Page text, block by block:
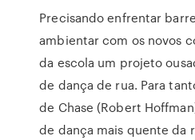
Precisando enfrentar
ambientar com os novos
da escola um projeto
de dança de rua. Para
de Chase (Robert
de dança mais quente da